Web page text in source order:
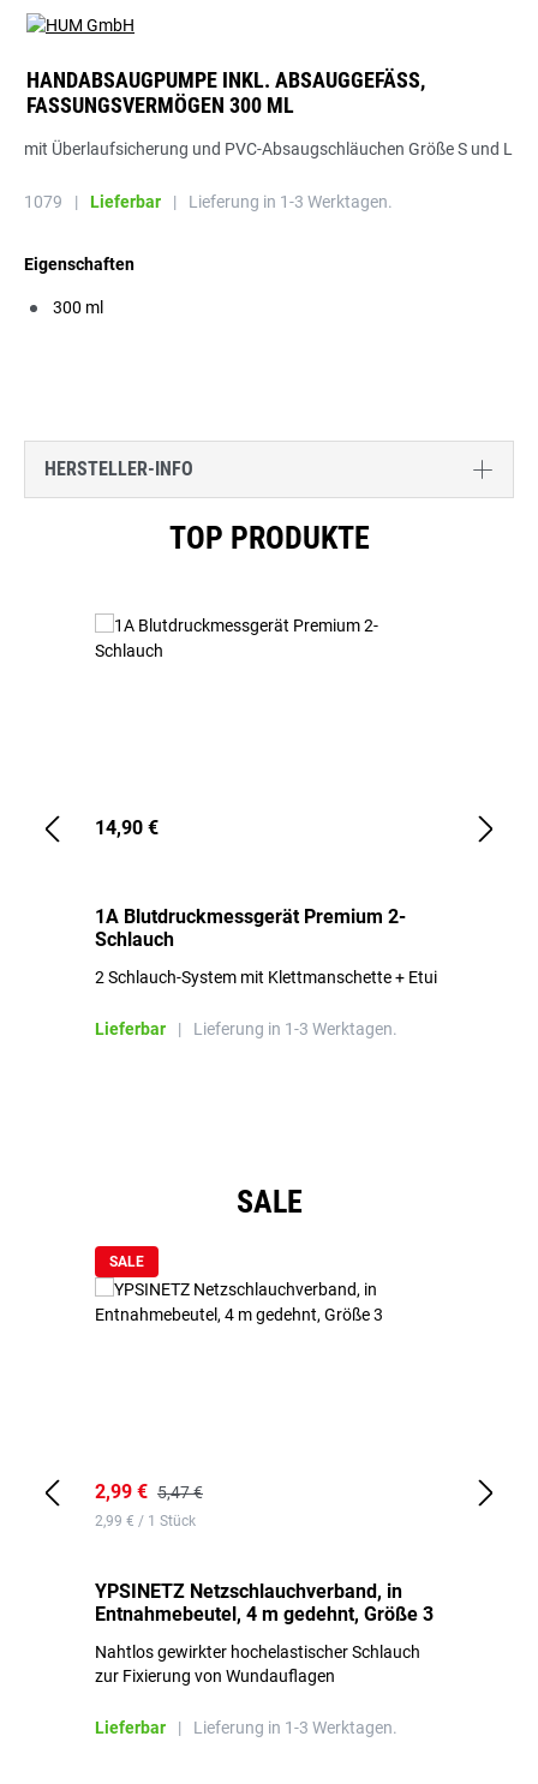
HANDABSAUGPUMPE INKL. ABSAUGGEFÄSS, F
ASSUNGSVERMÖGEN 300 ML
mit Überlaufsicherung und PVC-Absaugschläuchen Größe S und L
1079 | Lieferbar | Lieferung in 1-3 Werktagen.
Eigenschaften
300 ml
HERSTELLER-INFO
TOP PRODUKTE
14,90 €
1A Blutdruckmessgerät Premium 2-
Schlauch
2 Schlauch-System mit Klettmanschette + Etui
Lieferbar | Lieferung in 1-3 Werktagen.
SALE
SALE
2,99 € 5,47 €
2,99 € / 1 Stück
YPSINETZ Netzschlauchverband, in
Entnahmebeutel, 4 m gedehnt, Größe 3
Nahtlos gewirkter hochelastischer Schlauch
zur Fixierung von Wundauflagen
Lieferbar | Lieferung in 1-3 Werktagen.